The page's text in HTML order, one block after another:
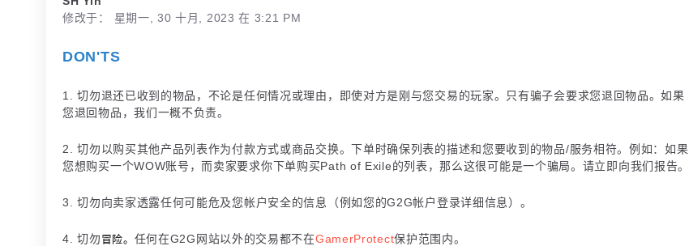
修改于： 星期一, 30 十月, 2023 在 3:21 PM
DON'TS
1. 切勿退还已收到的物品，不论是任何情况或理由，即使对方是刚与您交易的玩家。只有骗子会要求您退回物品。如果
您退回物品，我们一概不负责。
2. 切勿以购买其他产品列表作为付款方式或商品交换。下单时确保列表的描述和您要收到的物品/服务相符。例如：如果
您想购买一个WOW账号，而卖家要求你下单购买Path of Exile的列表，那么这很可能是一个骗局。请立即向我们报告。
3. 切勿向卖家透露任何可能危及您帐户安全的信息（例如您的G2G帐户登录详细信息）。
4. 切勿冒险。 任何在G2G网站以外的交易都不在GamerProtect保护范围内。